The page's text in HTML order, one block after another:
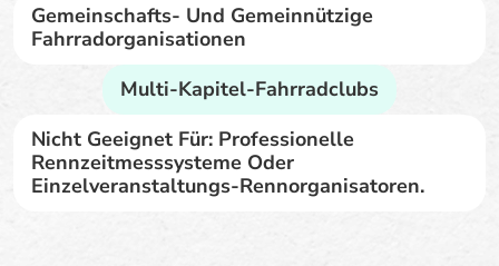
Gemeinschafts- Und Gemeinnützige
Fahrradorganisationen
Multi-Kapitel-Fahrradclubs
Nicht Geeignet Für: Professionelle
Rennzeitmesssysteme Oder
Einzelveranstaltungs-Rennorganisatoren.